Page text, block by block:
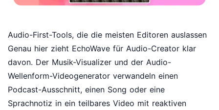
Audio-First-Tools, die die meisten Editoren auslassen
Genau hier zieht EchoWave für Audio-Creator klar
davon. Der Musik-Visualizer und der Audio-
Wellenform-Videogenerator verwandeln einen
Podcast-Ausschnitt, einen Song oder eine
Sprachnotiz in ein teilbares Video mit reaktiven